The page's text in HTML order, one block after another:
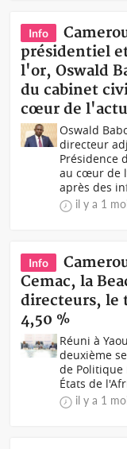
Info
présidentiel
l'or, Oswald
du cabinet
cœur de
Oswald
directeur
Présidence
au cœur de
après des
il y a 1
Info
Cemac, la
directeurs, le
4,50 %
Réuni à
deuxième
de Politique
États de
il y a 1